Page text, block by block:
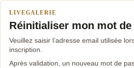
LIVEGALERIE
Réinitialiser mon mot de
Veuillez saisir l’adresse email utilisée
inscription.
Après validation, un nouveau mot de